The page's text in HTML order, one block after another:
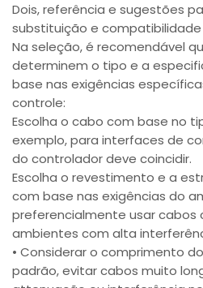
Dois, referência e sugestões
substituição e compatibilidade
Na seleção, é recomendável
determinem o tipo e a
base nas exigências
controle:
Escolha o cabo com base no
exemplo, para interfaces de
do controlador deve coincidir.
Escolha o revestimento e a
com base nas exigências do
preferencialmente usar cabos
ambientes com alta
• Considerar o comprimento
padrão, evitar cabos muito